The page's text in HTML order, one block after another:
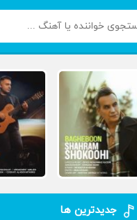
جدیدترین ها